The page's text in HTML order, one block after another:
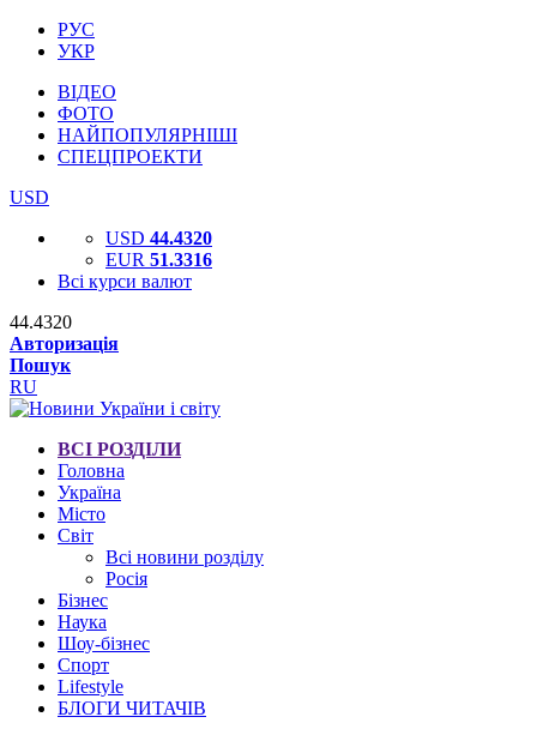
РУС
УКР
ВІДЕО
ФОТО
НАЙПОПУЛЯРНІШІ
СПЕЦПРОЕКТИ
USD
USD 44.4320
EUR 51.3316
Всі курси валют
44.4320
Авторизація
Пошук
RU
ВСІ РОЗДІЛИ
Головна
Україна
Місто
Світ
Всі новини розділу
Росія
Бізнес
Наука
Шоу-бізнес
Спорт
Lifestyle
БЛОГИ ЧИТАЧІВ